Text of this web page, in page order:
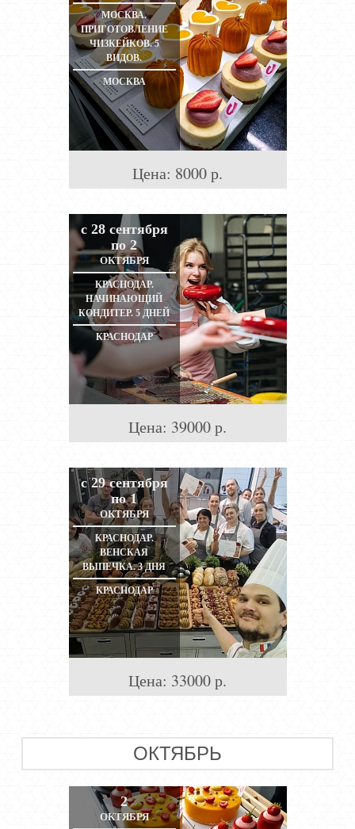
МОСКВА.
ПРИГОТОВЛЕНИЕ
ЧИЗКЕЙКОВ. 5
ВИДОВ.
МОСКВА
Цена: 8000р.
с 28 сентября
по 2
ОКТЯБРЯ
КРАСНОДАР.
НАЧИНАЮЩИЙ
КОНДИТЕР. 5 ДНЕЙ
КРАСНОДАР
Цена: 39000р.
с 29 сентября
по 1
ОКТЯБРЯ
КРАСНОДАР.
ВЕНСКАЯ
ВЫПЕЧКА. 3 ДНЯ
КРАСНОДАР
Цена: 33000р.
ОКТЯБРЬ
2
ОКТЯБРЯ